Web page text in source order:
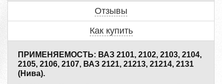
Отзывы
Как купить
ПРИМЕНЯЕМОСТЬ: ВАЗ 2101, 2102, 2103, 2104,
2105, 2106, 2107, ВАЗ 2121, 21213, 21214, 2131
(Нива).